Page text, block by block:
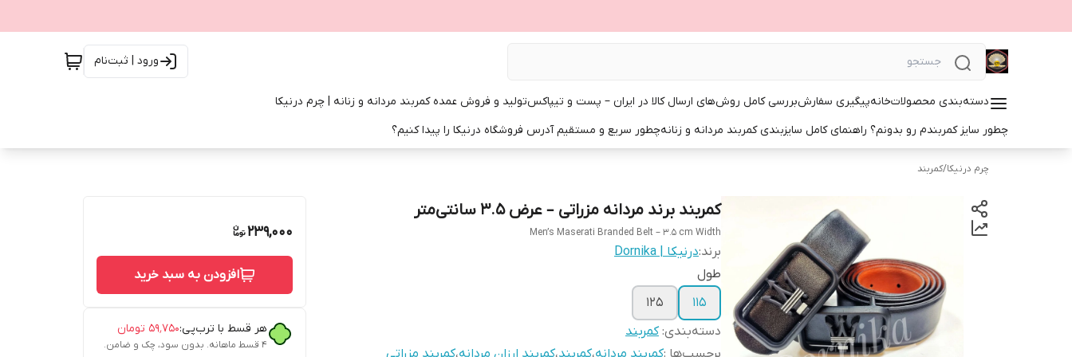
ورود | ثبت‌نام
دسته‌بندی محصولاتخانهپیگیری سفارشبررسی کامل روش‌های ارسال کالا در ایران – پست و تیپاکستولید و فروش عمده کمربند مردانه و زنانه | چرم درنیکا
چطور سایز کمربندم رو بدونم؟ راهنمای کامل سایزبندی کمربند مردانه و زنانهچطور سریع و مستقیم آدرس فروشگاه درنیکا را پیدا کنیم؟
چرم درنیکا/کمربند
کمربند برند مردانه مزراتی – عرض ۳.۵ سانتی‌متر
Men’s Maserati Branded Belt – 3.5 cm Width
برند:درنیکا | Dornika
طول
115
125
دسته‌بندی:کمربند
برچسب‌ها :کمربند مردانه،کمربند،کمربند ارزان مردانه،کمربند مزراتی
239,000
افزودن به سبد خرید
هر قسط با ترب‌پی:۵۹٬۷۵۰ تومان
۴ قسط ماهانه. بدون سود، چک و ضامن.